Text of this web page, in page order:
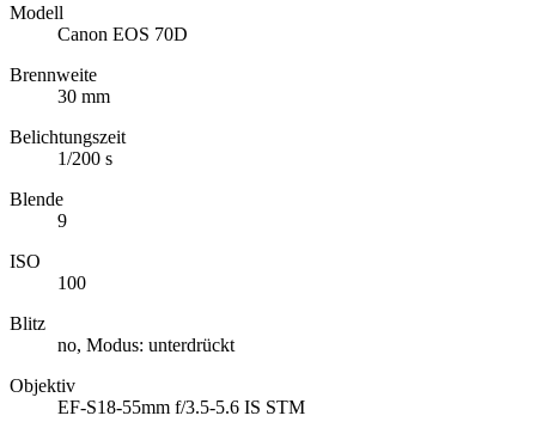
Modell
Canon EOS 70D
Brennweite
30 mm
Belichtungszeit
1/200 s
Blende
9
ISO
100
Blitz
no, Modus: unterdrückt
Objektiv
EF-S18-55mm f/3.5-5.6 IS STM